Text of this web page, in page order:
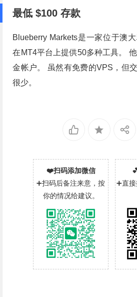
最低$100 存款
Blueberry Markets是一家位于澳
在MT4平台上提供50多种工具。
金帐户。 虽然有免费的VPS，但
很少。
❤️扫码添加微信
➕扫码后备注来意，按
你的情况给建议。
➕直